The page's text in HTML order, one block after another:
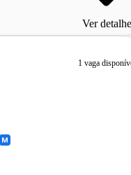
Ver
1 vaga